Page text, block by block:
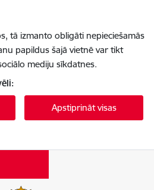
tā izmanto obligāti nepieciešamās
papildus šajā vietnē var tikt
mediju sīkdatnes.
Apstiprināt visas